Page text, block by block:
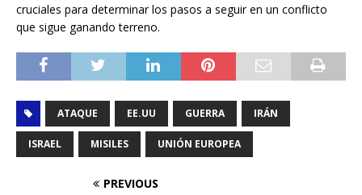
cruciales para determinar los pasos a seguir en un conflicto
que sigue ganando terreno.
ATAQUE EE.UU GUERRA IRÁN
ISRAEL MISILES UNIÓN EUROPEA
PREVIOUS